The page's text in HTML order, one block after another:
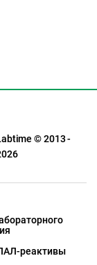
© 2013 -
реактивы